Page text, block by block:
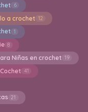
6
a crochet 12
1
8
Niñas en crochet 19
41
21